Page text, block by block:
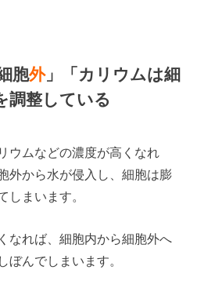
胞外」「カリウムは細
調整している
ウムなどの濃度が高くなれ
外から水が侵入し、細胞は膨
しまいます。
なれば、細胞内から細胞外へ
ぼんでしまいます。